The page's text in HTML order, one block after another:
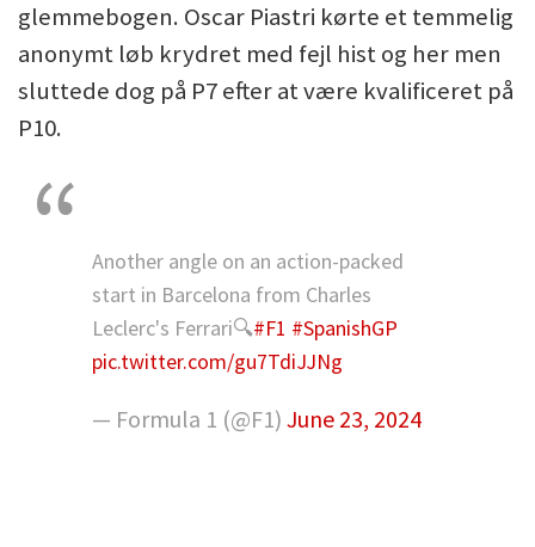
glemmebogen. Oscar Piastri kørte et temmelig
anonymt løb krydret med fejl hist og her men
sluttede dog på P7 efter at være kvalificeret på
P10.
Another angle on an action-packed
start in Barcelona from Charles
Leclerc's Ferrari🔍#F1 #SpanishGP
pic.twitter.com/gu7TdiJJNg
— Formula 1 (@F1) June 23, 2024